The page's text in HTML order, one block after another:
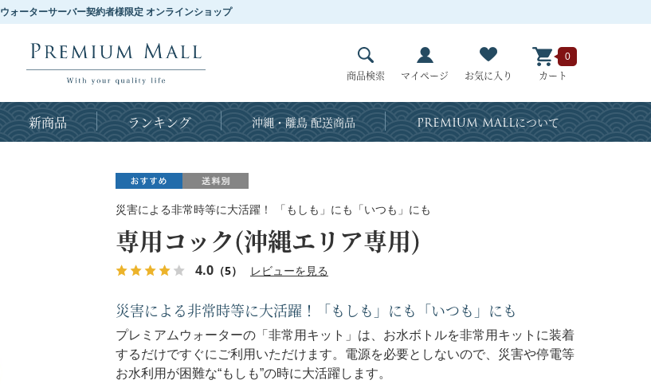
ウォーターサーバー契約者様限定 オンラインショップ
商品検索 マイページ お気に入り カート
0
新商品 ランキング 沖縄・離島 配送商品 PREMIUM MALLについて
災害による非常時等に大活躍！ 「もしも」にも「いつも」にも
専用コック(沖縄エリア専用)
4.0 （5） レビューを見る
災害による非常時等に大活躍！「もしも」にも「いつも」にも
プレミアムウォーターの「非常用キット」は、お水ボトルを非常用キットに装着
するだけですぐにご利用いただけます。電源を必要としないので、災害や停電等
お水利用が困難な“もしも”の時に大活躍します。